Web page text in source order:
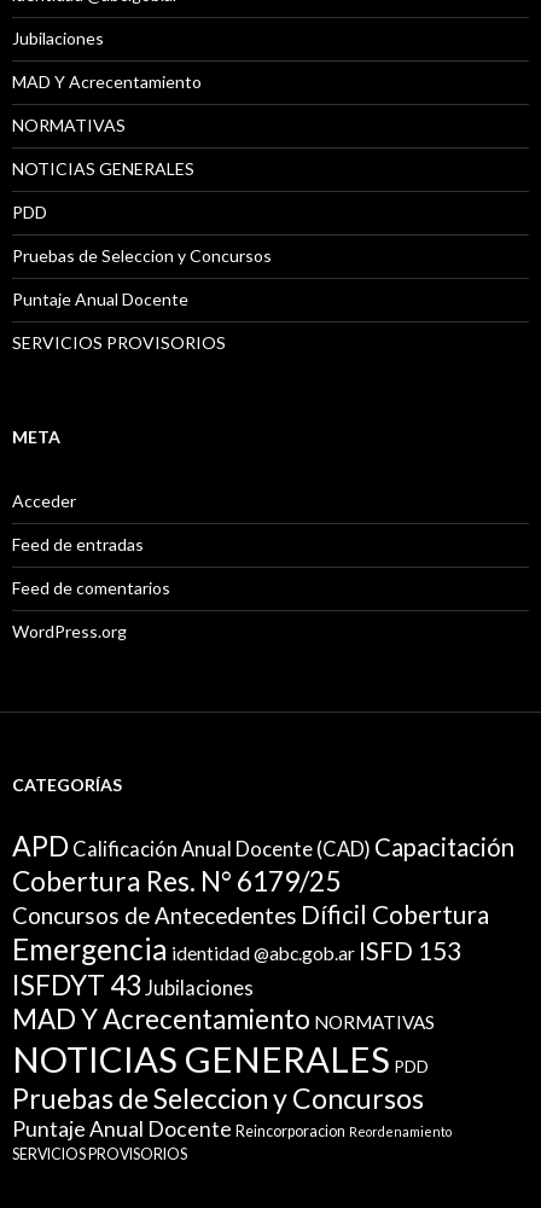
Jubilaciones
MAD Y Acrecentamiento
NORMATIVAS
NOTICIAS GENERALES
PDD
Pruebas de Seleccion y Concursos
Puntaje Anual Docente
SERVICIOS PROVISORIOS
META
Acceder
Feed de entradas
Feed de comentarios
WordPress.org
CATEGORÍAS
APD Calificación Anual Docente (CAD) Capacitación
Cobertura Res. N° 6179/25
Concursos de Antecedentes Díficil Cobertura
Emergencia identidad @abc.gob.ar ISFD 153
ISFDYT 43 Jubilaciones
MAD Y Acrecentamiento NORMATIVAS
NOTICIAS GENERALES PDD
Pruebas de Seleccion y Concursos
Puntaje Anual Docente Reincorporacion Reordenamiento
SERVICIOS PROVISORIOS